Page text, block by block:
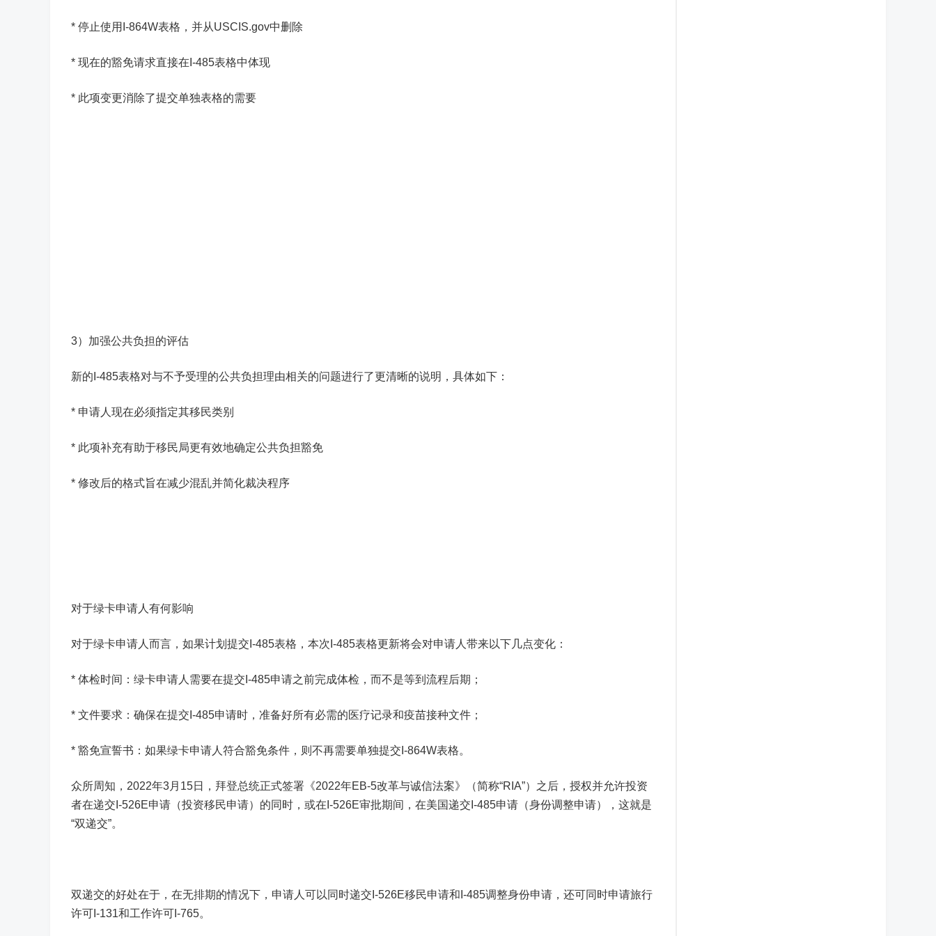
* 停止使用I-864W表格，并从USCIS.gov中删除
* 现在的豁免请求直接在I-485表格中体现
* 此项变更消除了提交单独表格的需要
3）加强公共负担的评估
新的I-485表格对与不予受理的公共负担理由相关的问题进行了更清晰的说明，具体如下：
* 申请人现在必须指定其移民类别
* 此项补充有助于移民局更有效地确定公共负担豁免
* 修改后的格式旨在减少混乱并简化裁决程序
对于绿卡申请人有何影响
对于绿卡申请人而言，如果计划提交I-485表格，本次I-485表格更新将会对申请人带来以下几点变化：
* 体检时间：绿卡申请人需要在提交I-485申请之前完成体检，而不是等到流程后期；
* 文件要求：确保在提交I-485申请时，准备好所有必需的医疗记录和疫苗接种文件；
* 豁免宣誓书：如果绿卡申请人符合豁免条件，则不再需要单独提交I-864W表格。
众所周知，2022年3月15日，拜登总统正式签署《2022年EB-5改革与诚信法案》（简称“RIA”）之后，授权并允许投资
者在递交I-526E申请（投资移民申请）的同时，或在I-526E审批期间，在美国递交I-485申请（身份调整申请），这就是
“双递交”。
双递交的好处在于，在无排期的情况下，申请人可以同时递交I-526E移民申请和I-485调整身份申请，还可同时申请旅行
许可I-131和工作许可I-765。